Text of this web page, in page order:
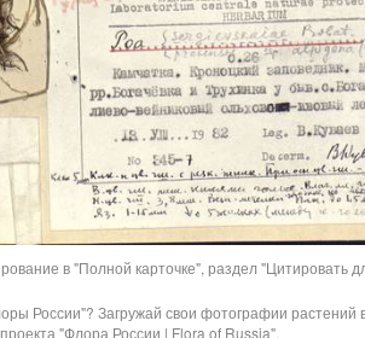
в "Полной карточке", раздел "Цитировать
России"? Загружай свои фотографии растений
"Флора России | Flora of Russia".